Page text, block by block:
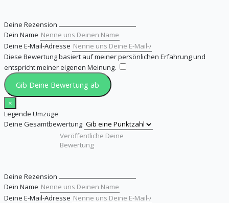
Deine Rezension
Dein Name
Deine E-Mail-Adresse
Diese Bewertung basiert auf meiner persönlichen Erfahrung und
entspricht meiner eigenen Meinung.
Gib Deine Bewertung ab
×
Legende Umzüge
Deine Gesamtbewertung
Deine Rezension
Dein Name
Deine E-Mail-Adresse